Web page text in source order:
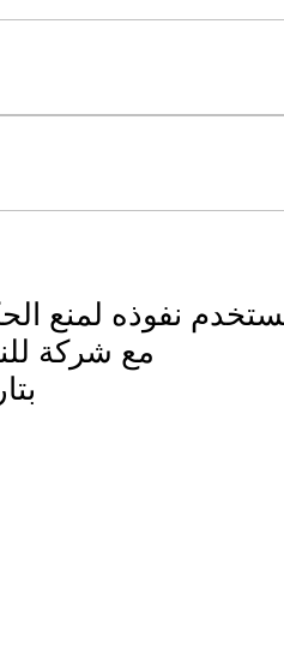
يستخدم نفوذه لمنع
مع شركة
بتاريخ